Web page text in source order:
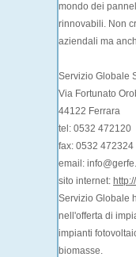
mondo dei
rinnovabili. Non
aziendali ma
Servizio Globale
Via Fortunato
44122 Ferrara
tel: 0532 472120
fax: 0532 472324
email:
sito internet:
Servizio Globale
nell'offerta di
impianti
biomasse.